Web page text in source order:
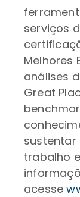
serviços
Melhores
análises
Great
sustentar
trabalho
acesse